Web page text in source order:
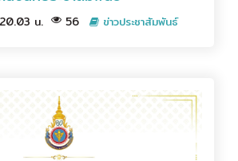
น. 56 ข่าวประชาสัมพันธ์